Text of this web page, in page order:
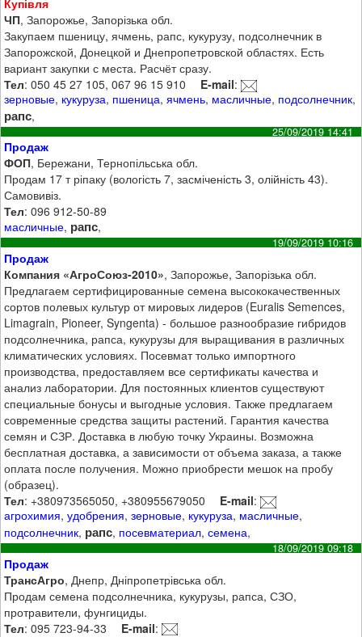
ЧП, Запорожье, Запорізька обл.
Закупаем пшеницу, ячмень, рапс, кукурузу, подсолнечник в
Запорожской, Донецкой и Днепропетровской областях. Есть
вариант закупки с места. Расчёт сразу.
Тел: 050 45 27 105, 067 96 15 910 E-mail:
зерновые, кукуруза, пшеница,ячмень, масличные, подсолнечник,
рапс,
25/09/2019 14:41
Продаж
ФОП, Бережани, Тернопільська обл.
Продам 17 т ріпаку (вологість 7, засміченість 3, олійність 43).
Самовивіз.
Тел: 096 912-50-89
масличные, рапс,
19/09/2019 10:16
Продаж
Компания «АгроСоюз-2010», Запорожье, Запорізька обл.
Предлагаем сертифицированные семена высококачественных
сортов полевых культур от мировых лидеров (Euralis Semences,
Limagrain, Pioneer, Syngenta) - большое разнообразие гибридов
подсолнечника, рапса, кукурузы для выращивания в различных
климатических условиях. Посевмат только импортного
производства, предоставляем все сертификаты качества и
анализ лаборатории. Для постоянных клиентов существуют
специальные бонусы и выгодные условия. Также предлагаем
современные средства защиты растений. Гарантия качества
семян и СЗР. Доставка в любую точку Украины. Возможна
бесплатная доставка, а зависимости от объема заказа, а также
оплата после получения. Можно приобрести мешок на пробу
(образец).
Тел: +380973565050, +380955679050 E-mail:
агрохимия,удобрения,зерновые, кукуруза, масличные,
подсолнечник, рапс, посевматериал,семена,
18/09/2019 09:18
Продаж
ТрансАгро, Днепр, Дніпропетрівська обл.
Продам семена подсолнечника, кукурузы, рапса, СЗО,
протравители, фунгициды.
Тел: 095 723-94-33 E-mail: